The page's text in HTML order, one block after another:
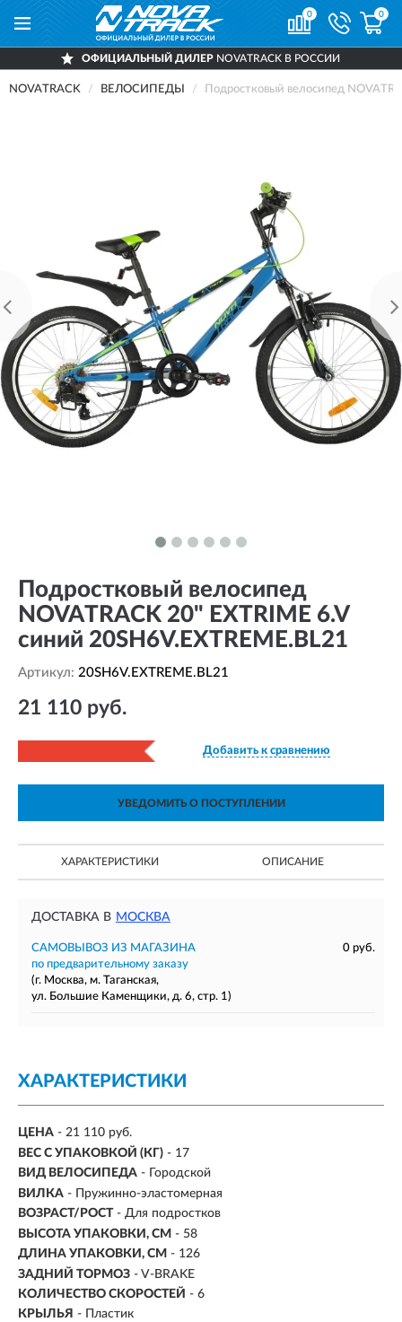
0 0
ОФИЦИАЛЬНЫЙ ДИЛЕРNOVATRACK В РОССИИ
NOVATRACK ВЕЛОСИПЕДЫ Подростковый велосипед
Подростковый велосипед
NOVATRACK 20" EXTRIME 6.V
синий 20SH6V.EXTREME.BL21
Артикул: 20SH6V.EXTREME.BL21
21 110 руб.
Добавить к сравнению
УВЕДОМИТЬ О ПОСТУПЛЕНИИ
ХАРАКТЕРИСТИКИ ОПИСАНИЕ
ДОСТАВКА В МОСКВА
САМОВЫВОЗ ИЗ МАГАЗИНА
0 руб.
по предварительному заказу
(г. Москва, м. Таганская,
ул. Большие Каменщики, д. 6, стр. 1)
ХАРАКТЕРИСТИКИ
ЦЕНА - 21 110 руб.
ВЕС С УПАКОВКОЙ (КГ) - 17
ВИД ВЕЛОСИПЕДА - Городской
ВИЛКА - Пружинно-эластомерная
ВОЗРАСТ/РОСТ - Для подростков
ВЫСОТА УПАКОВКИ, СМ - 58
ДЛИНА УПАКОВКИ, СМ - 126
ЗАДНИЙ ТОРМОЗ - V-BRAKE
КОЛИЧЕСТВО СКОРОСТЕЙ - 6
КРЫЛЬЯ - Пластик